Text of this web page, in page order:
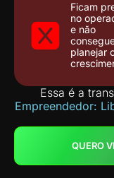
Ficam
no
e não
planejar
Essa é a
Empreendedor:
QUERO